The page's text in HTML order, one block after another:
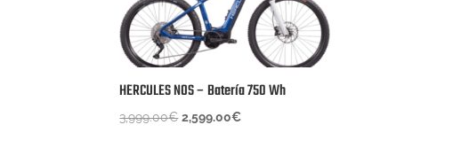
HERCULES NOS – Batería 750 Wh
3,999.00€ El
2,599.00€El